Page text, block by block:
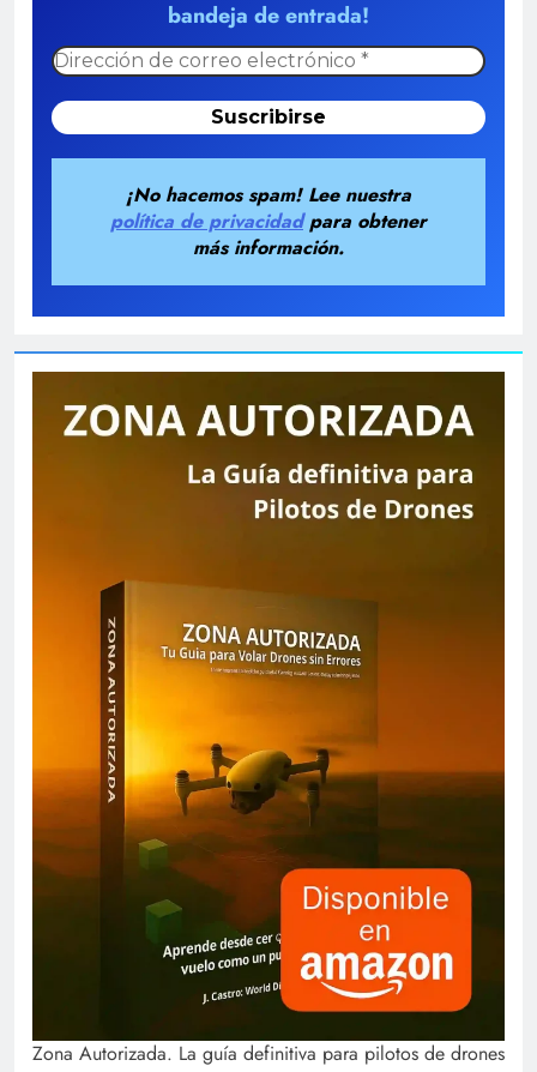
bandeja de entrada!
¡No hacemos spam! Lee nuestra
política de privacidadpara obtener
más información.
Zona Autorizada. La guía definitiva para pilotos de drones